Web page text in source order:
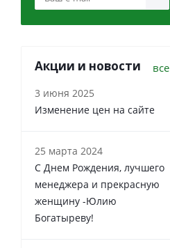
Акции и новости все
3 июня 2025
Изменение цен на сайте
25 марта 2024
С Днем Рождения, лучшего
менеджера и прекрасную
женщину -Юлию
Богатыреву!